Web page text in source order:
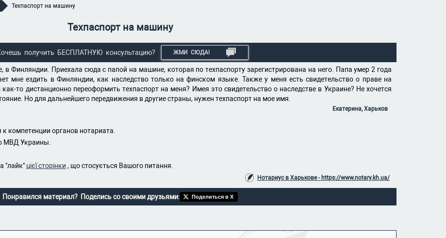
Техпаспорт на машину
Техпаспорт на машину
получить БЕСПЛАТНУЮ консультацию? ЖМИ СЮДА!
в Финляндии. Приехала сюда с папой на машине, которая по техпаспорту зарегистрирована на него. Папа умер 2 года
мне ездить в Финляндии, как наследство только на финском языке. Также у меня есть свидетельство о праве на
то дистанционно переоформить техпаспорт на меня? Имея это свидетельство о наследстве в Украине? Не хочется
Но для дальнейшего передвижения в другие страны, нужен техпаспорт на мое имя.
Екатерина, Харьков
компетенции органов нотариата.
МВД Украины.
"лайк" цієї сторінки , що стосується Вашого питання.
Нотариус в Харькове - https://www.notary.kh.ua/
Понравился материал? Поделись со своими друзьями: Поделиться в X